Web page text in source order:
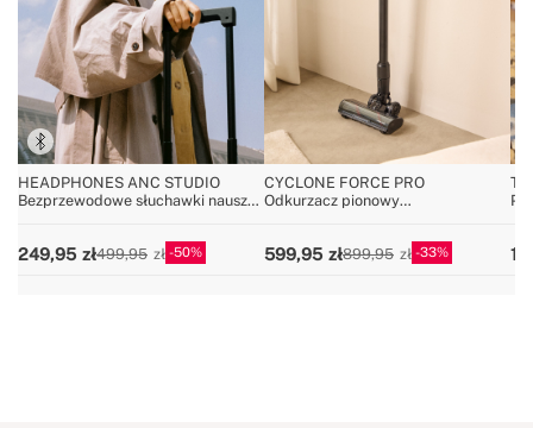
HEADPHONES ANC STUDIO
Bezprzewodowe słuchawki nauszne
249,95 499,95 50
CYCLONE FORCE PRO
Odkurzacz pionowy
599,95 899,95 33
TV
1